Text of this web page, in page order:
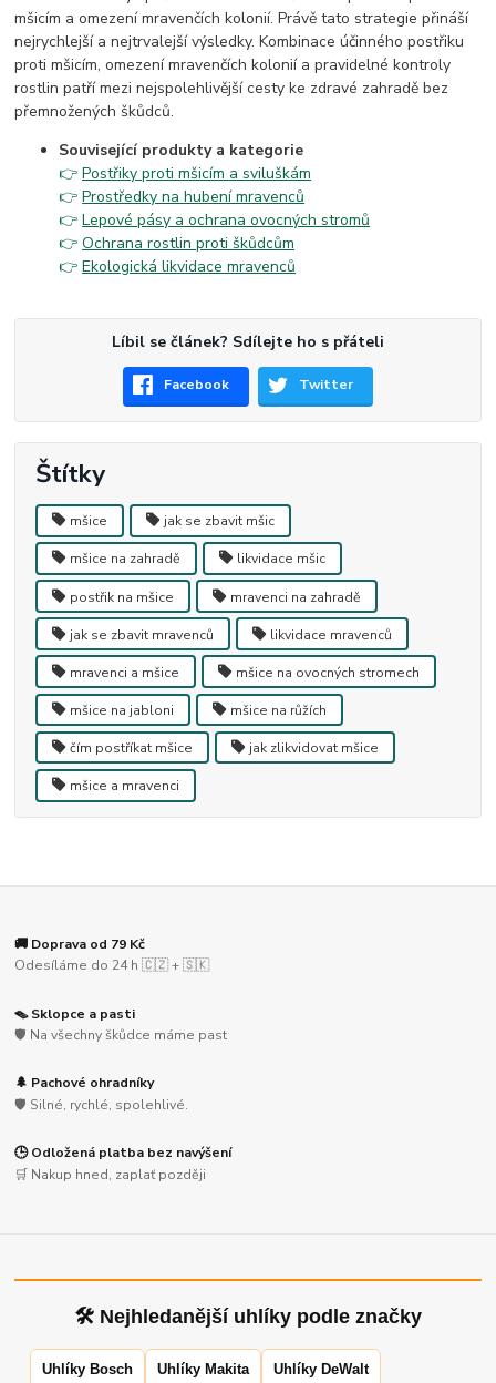
mšicím a omezení mravenčích kolonií. Právě tato strategie přináší
nejrychlejší a nejtrvalejší výsledky. Kombinace účinného postřiku
proti mšicím, omezení mravenčích kolonií a pravidelné kontroly
rostlin patří mezi nejspolehlivější cesty ke zdravé zahradě bez
přemnožených škůdců.
Související produkty a kategorie
👉Postřiky proti mšicím a sviluškám
👉Prostředky na hubení mravenců
👉Lepové pásy a ochrana ovocných stromů
👉Ochrana rostlin proti škůdcům
👉Ekologická likvidace mravenců
Líbil se článek? Sdílejte ho s přáteli
Facebook Twitter
Štítky
mšice jak se zbavit mšic
mšice na zahradě likvidace mšic
postřik na mšice mravenci na zahradě
jak se zbavit mravenců likvidace mravenců
mravenci a mšice mšice na ovocných stromech
mšice na jabloni mšice na růžích
čím postříkat mšice jak zlikvidovat mšice
mšice a mravenci
🚚 Doprava od 79 Kč
Odesíláme do 24 h 🇨🇿 + 🇸🇰
🪤 Sklopce a pasti
🛡️ Na všechny škůdce máme past
🌲 Pachové ohradníky
🛡️ Silné, rychlé, spolehlivé.
🕒 Odložená platba bez navýšení
🛒 Nakup hned, zaplať později
🛠 Nejhledanější uhlíky podle značky
Uhlíky Bosch Uhlíky Makita Uhlíky DeWalt